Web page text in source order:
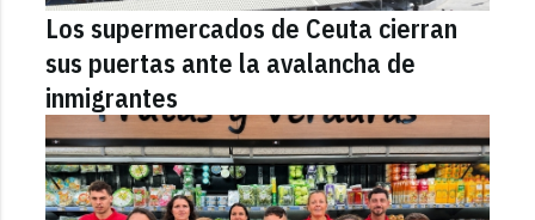
Los supermercados de Ceuta cierran
sus puertas ante la avalancha de
inmigrantes